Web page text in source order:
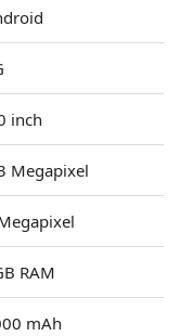
inch
Megapixel
RAM
mAh